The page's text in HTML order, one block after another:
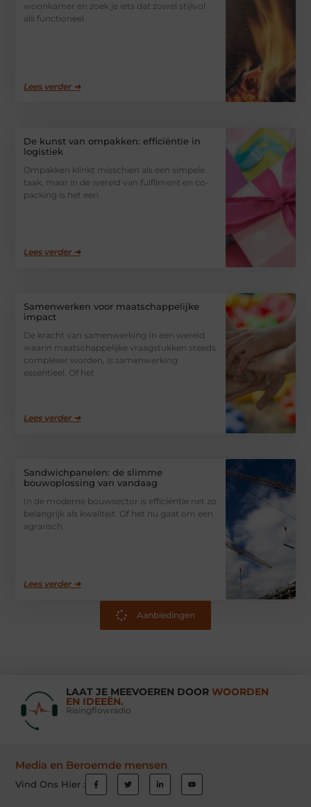
woonkamer en zoek je iets dat zowel stijlvol
als functioneel
Lees verder ➜
De kunst van ompakken: efficiëntie in
logistiek
Ompakken klinkt misschien als een simpele
taak, maar in de wereld van fulfilment en co-
packing is het een
Lees verder ➜
Samenwerken voor maatschappelijke
impact
De kracht van samenwerking In een wereld
waarin maatschappelijke vraagstukken steeds
complexer worden, is samenwerking
essentieel. Of het
Lees verder ➜
Sandwichpanelen: de slimme
bouwoplossing van vandaag
In de moderne bouwsector is efficiëntie net zo
belangrijk als kwaliteit. Of het nu gaat om een
agrarisch
Lees verder ➜
Aanbiedingen
LAAT JE MEEVOEREN DOOR WOORDEN
EN IDEEËN.
Risingflowradio
Media en Beroemde mensen
Vind Ons Hier :